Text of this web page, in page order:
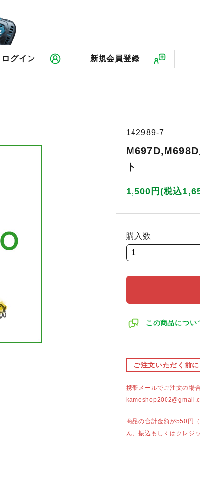
ログイン 新規会員登録
142989-7
ト
1,500円(税込
購入数
この商品につい
ご注文いただく前に
携帯メールでご注文の場
商品の合計金額が550円
ん。振込もしくはクレジ